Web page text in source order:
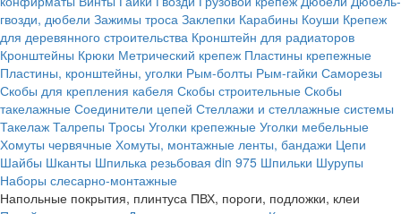
гвозди, дюбели Зажимы троса Заклепки Карабины Коуши Крепеж
для деревянного строительства Кронштейн для радиаторов
Кронштейны Крюки Метрический крепеж Пластины крепежные
Пластины, кронштейны, уголки Рым-болты Рым-гайки Саморезы
Скобы для крепления кабеля Скобы строительные Скобы
такелажные Соединители цепей Стеллажи и стеллажные системы
Такелаж Талрепы Тросы Уголки крепежные Уголки мебельные
Хомуты червячные Хомуты, монтажные ленты, бандажи Цепи
Шайбы Шканты Шпилька резьбовая din 975 Шпильки Шурупы
Наборы слесарно-монтажные
Напольные покрытия, плинтуса ПВХ, пороги, подложки, клеи